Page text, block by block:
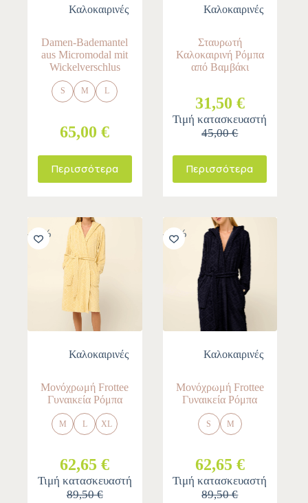
Καλοκαιρινές
Damen-Bademantel
aus Micromodal mit
Wickelverschlus
S M L
65,00 €
Περισσότερα
Καλοκαιρινές
Σταυρωτή
Καλοκαιρινή Ρόμπα
από Βαμβάκι
31,50 €
Τιμή κατασκευαστή
45,00 €
Περισσότερα
-30%
Καλοκαιρινές
Μονόχρωμή Frottee
Γυναικεία Ρόμπα
M L XL
62,65 €
Τιμή κατασκευαστή
89,50 €
-30%
Καλοκαιρινές
Μονόχρωμή Frottee
Γυναικεία Ρόμπα
S M
62,65 €
Τιμή κατασκευαστή
89,50 €